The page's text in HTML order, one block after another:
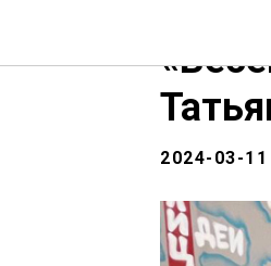
2024-03-